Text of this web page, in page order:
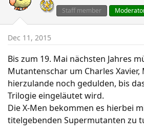
a
d
t
a
e
r
t
d
t
e
Staff member
Dec 11, 2015
Bis zum 19. Mai nächsten Jahres
Mutantenschar um Charles Xavier,
hierzulande noch gedulden, bis
Trilogie eingeläutet wird.
Die X-Men bekommen es hierbei
titelgebenden Supermutanten zu